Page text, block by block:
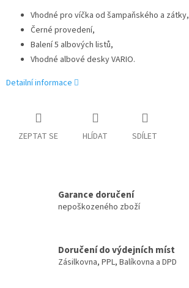
Vhodné pro víčka od šampaňského a zátky,
Černé provedení,
Balení 5 albových listů,
Vhodné albové desky VARIO.
Detailní informace
ZEPTAT SE HLÍDAT SDÍLET
Garance doručení
nepoškozeného zboží
Doručení do výdejních míst
Zásilkovna, PPL, Balíkovna a DPD